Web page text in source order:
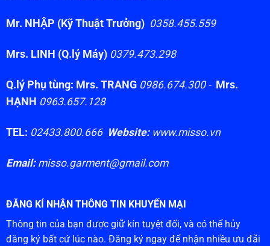
Mr. NHẬP (Kỹ Thuật Trưởng) 0358.455.559
Mrs. LINH (Q.lý Máy) 0379.473.298
Q.lý Phụ tùng: Mrs. TRANG 0986.674.300 - Mrs.
HẠNH 0963.657.128
TEL: 02433.800.666 Website:www.misso.vn
Email:misso.garment@gmail.com
ĐĂNG KÍ NHẬN THÔNG TIN KHUYẾN MẠI
Thông tin của bạn được giữ kín tuyệt đối, và có thể hủy
đăng ký bất cứ lúc nào. Đăng ký ngay để nhận nhiều ưu đãi